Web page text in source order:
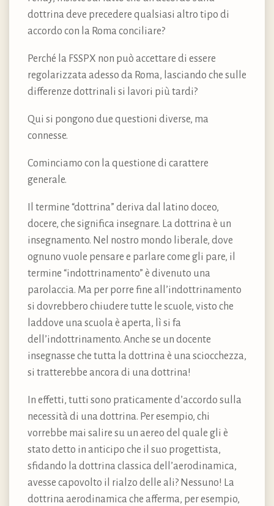
dottrina deve precedere qualsiasi altro tipo di
accordo con la Roma conciliare?
Perché la FSSPX non può accettare di essere
regolarizzata adesso da Roma, lasciando che sulle
differenze dottrinali si lavori più tardi?
Qui si pongono due questioni diverse, ma
connesse.
Cominciamo con la questione di carattere
generale.
Il termine “dottrina” deriva dal latino doceo,
docere, che significa insegnare. La dottrina è un
insegnamento. Nel nostro mondo liberale, dove
ognuno vuole pensare e parlare come gli pare, il
termine “indottrinamento” è divenuto una
parolaccia. Ma per porre fine all’indottrinamento
si dovrebbero chiudere tutte le scuole, visto che
laddove una scuola è aperta, lì si fa
dell’indottrinamento. Anche se un docente
insegnasse che tutta la dottrina è una sciocchezza,
si tratterebbe ancora di una dottrina!
In effetti, tutti sono praticamente d’accordo sulla
necessità di una dottrina. Per esempio, chi
vorrebbe mai salire su un aereo del quale gli è
stato detto in anticipo che il suo progettista,
sfidando la dottrina classica dell’aerodinamica,
avesse capovolto il rialzo delle ali? Nessuno! La
dottrina aerodinamica che afferma, per esempio,